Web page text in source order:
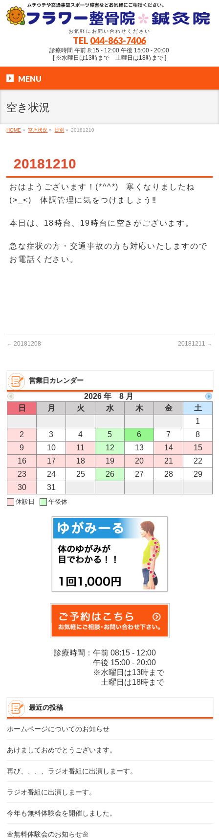
お気軽にお問い合わせください
TEL 044-863-7406
診療時間 午前 8:15 - 12:00 午後 15:00 - 20:00
[ ※水曜日は13時まで 土曜日は18時まで ]
MENU
空き状況
HOME » 空き状況 » 日別 » 20181210
20181210
おはようございます！(*^^*) 寒くなりましたね
(>_<) 体調管理に気をつけましょう‼
本日は、18時台、19時台に空きがございます。
急な症状の方・交通事故の方も対応いたしますので
お電話ください。
← 20181208 20181211 →
営業日カレンダー
2026 年 8 月
日
月 火 水 木 金
土
1
2
3 4 5 6 7
8
9
10 11 12 13 14
15
16
17 18 19 20 21
22
23
24 25 26 27 28
29
30
31
休診日 午後休
診療時間：午前 08:15 - 12:00
午後 15:00 - 20:00
※水曜日は13時まで
土曜日は18時まで
最近の投稿
ホームページについてのお知らせ
あけましておめでとうございます。
再び、、、、ラジオ番組に出演しまーす。
ラジオ番組に出演しまーす。
今年も無料体験会を開催しました。
🌼無料体験会のお知らせ🌼